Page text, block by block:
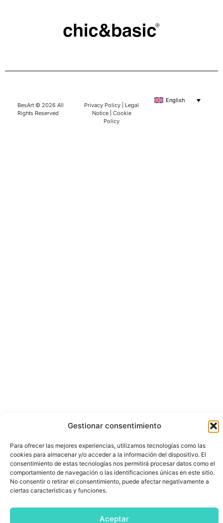
Gestionar consentimiento
Para ofrecer las mejores experiencias, utilizamos tecnologías como las
cookies para almacenar y/o acceder a la información del dispositivo. El
consentimiento de estas tecnologías nos permitirá procesar datos como el
comportamiento de navegación o las identificaciones únicas en este sitio.
No consentir o retirar el consentimiento, puede afectar negativamente a
ciertas características y funciones.
Aceptar
BesArt © 2026 All
Rights Reserved
Privacy Policy
Legal
Notice| Cookie
Policy
English